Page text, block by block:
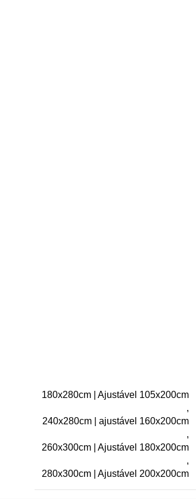
180x280cm | Ajustável 105x200cm
,
240x280cm | ajustável 160x200cm
,
260x300cm | Ajustável 180x200cm
,
280x300cm | Ajustável 200x200cm